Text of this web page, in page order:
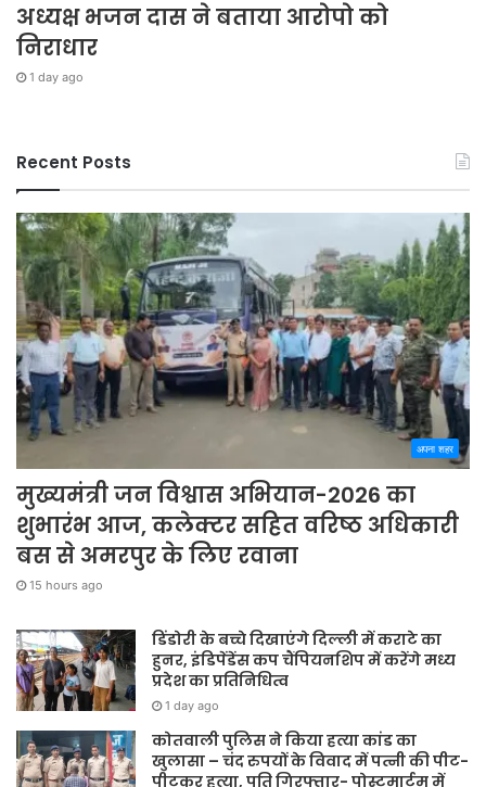
अध्यक्ष भजन दास ने बताया आरोपो को
निराधार
1 day ago
Recent Posts
अपना शहर
मुख्यमंत्री जन विश्वास अभियान-2026 का
शुभारंभ आज, कलेक्टर सहित वरिष्ठ अधिकारी
बस से अमरपुर के लिए रवाना
15 hours ago
डिंडोरी के बच्चे दिखाएंगे दिल्ली में कराटे का
हुनर, इंडिपेंडेंस कप चैंपियनशिप में करेंगे मध्य
प्रदेश का प्रतिनिधित्व
1 day ago
कोतवाली पुलिस ने किया हत्या कांड का
खुलासा – चंद रुपयों के विवाद में पत्नी की पीट-
पीटकर हत्या, पति गिरफ्तार- पोस्टमार्टम में